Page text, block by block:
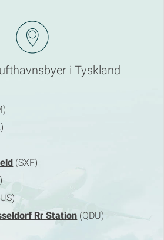
i Tyskland
(SXF)
Rr Station (QDU)